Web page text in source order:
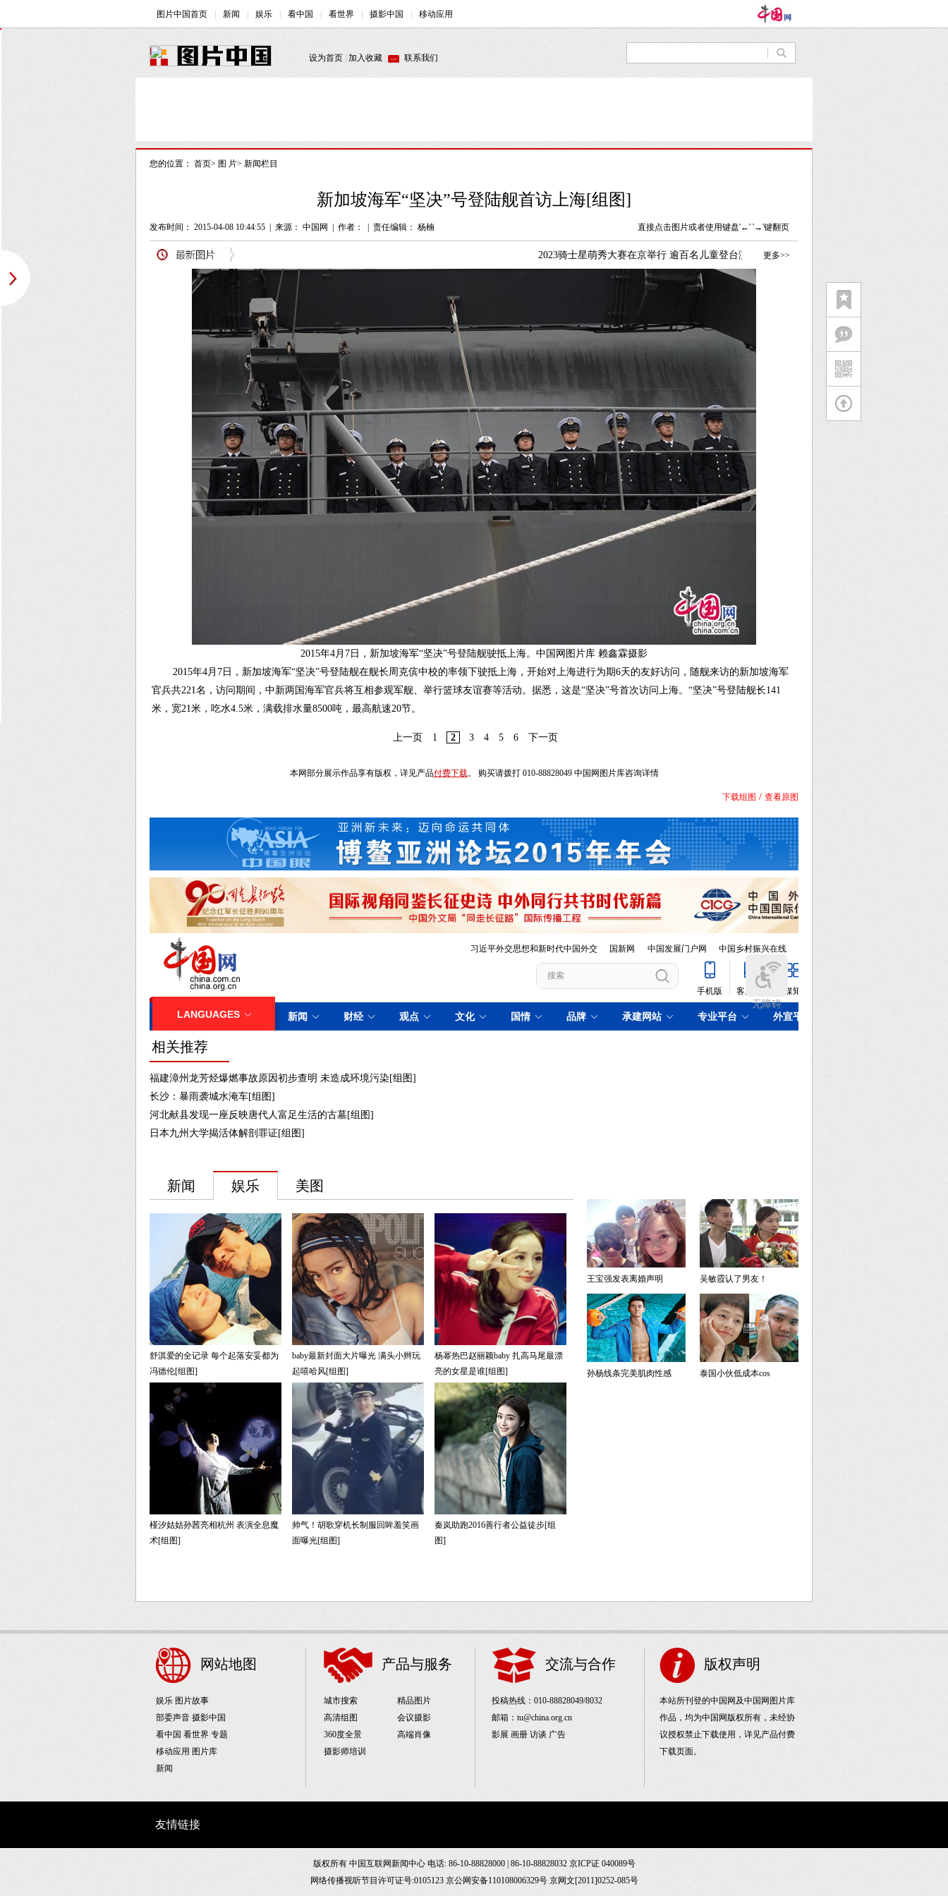
您的位置： 首页> 图 片> 新闻栏目
新加坡海军“坚决”号登陆舰首访上海[组图]
发布时间： 2015-04-08 10:44:55 来源： 中国网 作者： 责任编辑： 杨楠 直接点击图片或者使用键盘'←' '→'键翻页
2015年4月7日，新加坡海军“坚决”号登陆舰驶抵上海。中国网图片库 赖鑫霖摄影
2015年4月7日，新加坡海军“坚决”号登陆舰在舰长周克傧中校的率领下驶抵上海，开始对上海进行为期6天的友好访问，随舰来访的新加坡海军
官兵共221名，访问期间，中新两国海军官兵将互相参观军舰、举行篮球友谊赛等活动。据悉，这是“坚决”号首次访问上海。“坚决”号登陆舰长141
米，宽21米，吃水4.5米，满载排水量8500吨，最高航速20节。
上一页 1 2 3 4 5 6 下一页
本网部分展示作品享有版权，详见产品付费下载。 购买请拨打 010-88828049 中国网图片库咨询详情
下载组图 / 查看原图
相关推荐
福建漳州龙芳烃爆燃事故原因初步查明 未造成环境污染[组图]
长沙：暴雨袭城水淹车[组图]
河北献县发现一座反映唐代人富足生活的古墓[组图]
日本九州大学揭活体解剖罪证[组图]